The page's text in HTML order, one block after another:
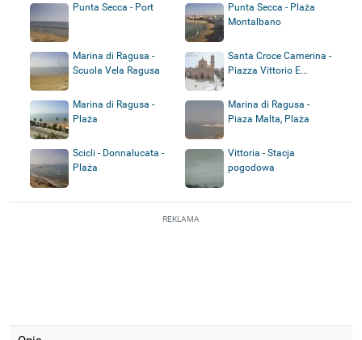
Punta Secca - Port
Punta Secca - Plaża
Montalbano
Marina di Ragusa -
Scuola Vela Ragusa
Santa Croce Camerina -
Piazza Vittorio E...
Marina di Ragusa -
Plaża
Marina di Ragusa -
Piaza Malta, Plaża
Scicli - Donnalucata -
Plaża
Vittoria - Stacja
pogodowa
REKLAMA